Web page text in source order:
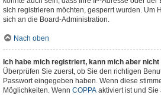
sich registrieren möchten, gesperrt wurden. Um
sich an die Board-Administration.
Nach oben
Ich habe mich registriert, kann mich aber nicht
Überprüfen Sie zuerst, ob Sie den richtigen
Passwort eingegeben haben. Wenn diese
Möglichkeiten. Wenn COPPA aktiviert ist und